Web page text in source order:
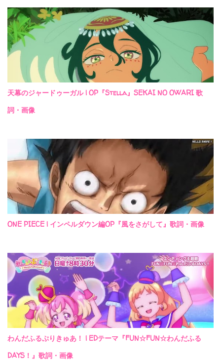
天幕のジャードゥーガル | OP『Stella』SEKAI NO OWARI 歌
詞・画像
ONE PIECE | インペルダウン編OP『風をさがして』歌詞・画像
わんだふるぷりきゅあ！ | EDテーマ『FUN☆FUN☆わんだふる
DAYS！』歌詞・画像